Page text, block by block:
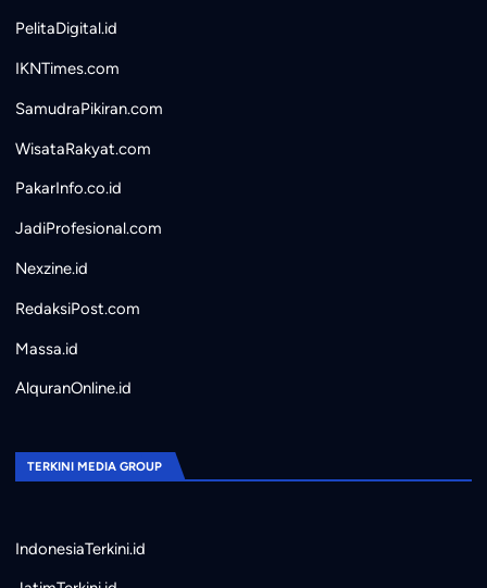
PelitaDigital.id
IKNTimes.com
SamudraPikiran.com
WisataRakyat.com
PakarInfo.co.id
JadiProfesional.com
Nexzine.id
RedaksiPost.com
Massa.id
AlquranOnline.id
TERKINI MEDIA GROUP
IndonesiaTerkini.id